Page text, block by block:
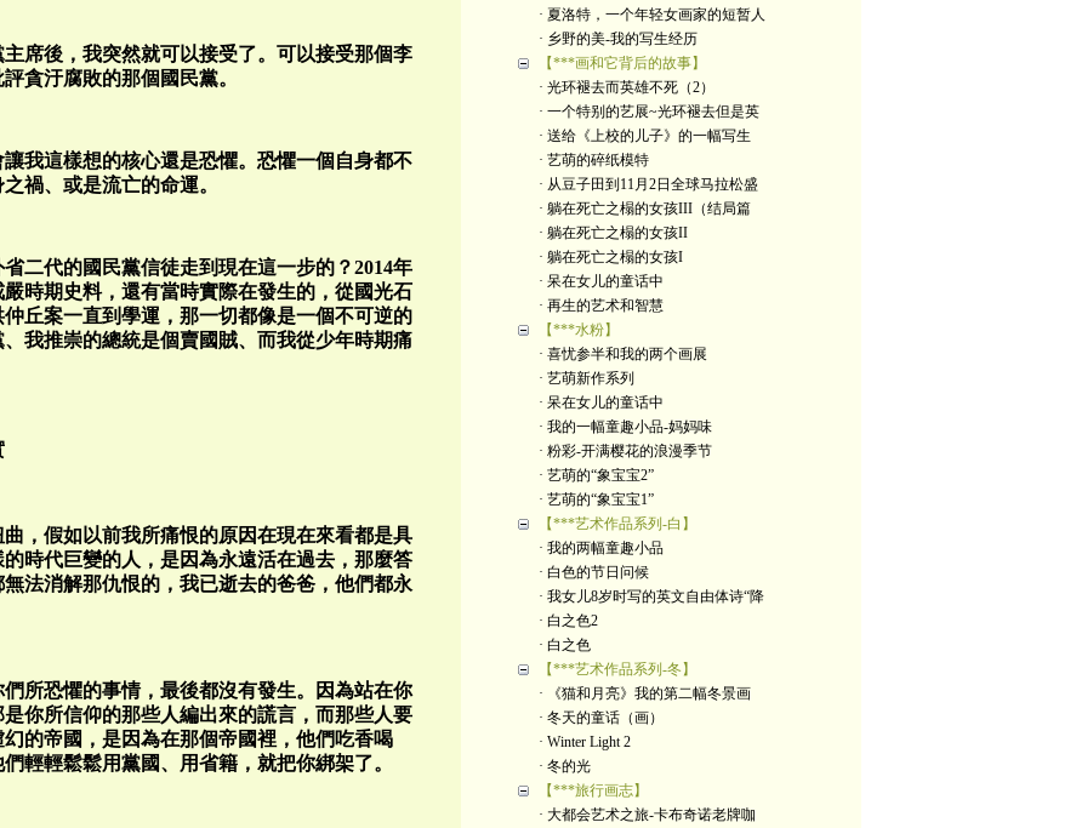
席後，我突然就可以接受了。可以接受那個李
貪汙腐敗的那個國民黨。
我這樣想的核心還是恐懼。恐懼一個自身都不
禍、或是流亡的命運。
二代的國民黨信徒走到現在這一步的？2014年
時期史料，還有當時實際在發生的，從國光石
丘案一直到學運，那一切都像是一個不可逆的
我推崇的總統是個賣國賊、而我從少年時期痛
，假如以前我所痛恨的原因在現在來看都是具
時代巨變的人，是因為永遠活在過去，那麼答
法消解那仇恨的，我已逝去的爸爸，他們都永
所恐懼的事情，最後都沒有發生。因為站在你
你所信仰的那些人編出來的謊言，而那些人要
的帝國，是因為在那個帝國裡，他們吃香喝
輕輕鬆鬆用黨國、用省籍，就把你綁架了。
· 夏洛特，一个年轻女画家的短暂人
· 乡野的美-我的写生经历
【***画和它背后的故事】
· 光环褪去而英雄不死（2）
· 一个特别的艺展~光环褪去但是英
· 送给《上校的儿子》的一幅写生
· 艺萌的碎纸模特
· 从豆子田到11月2日全球马拉松盛
· 躺在死亡之榻的女孩III（结局篇
· 躺在死亡之榻的女孩II
· 躺在死亡之榻的女孩I
· 呆在女儿的童话中
· 再生的艺术和智慧
【***水粉】
· 喜忧参半和我的两个画展
· 艺萌新作系列
· 呆在女儿的童话中
· 我的一幅童趣小品-妈妈味
· 粉彩-开满樱花的浪漫季节
· 艺萌的“象宝宝2”
· 艺萌的“象宝宝1”
【***艺术作品系列-白】
· 我的两幅童趣小品
· 白色的节日问候
· 我女儿8岁时写的英文自由体诗“降
· 白之色2
· 白之色
【***艺术作品系列-冬】
· 《猫和月亮》我的第二幅冬景画
· 冬天的童话（画）
· Winter Light 2
· 冬的光
【***旅行画志】
· 大都会艺术之旅-卡布奇诺老牌咖